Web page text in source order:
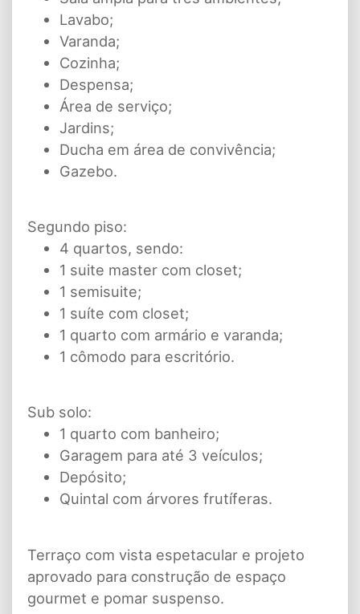
Lavabo;
Varanda;
Cozinha;
Despensa;
Área de serviço;
Jardins;
Ducha em área de convivência;
Gazebo.
Segundo piso:
4 quartos, sendo:
1 suite master com closet;
1 semisuite;
1 suíte com closet;
1 quarto com armário e varanda;
1 cômodo para escritório.
Sub solo:
1 quarto com banheiro;
Garagem para até 3 veículos;
Depósito;
Quintal com árvores frutíferas.
Terraço com vista espetacular e projeto
aprovado para construção de espaço
gourmet e pomar suspenso.